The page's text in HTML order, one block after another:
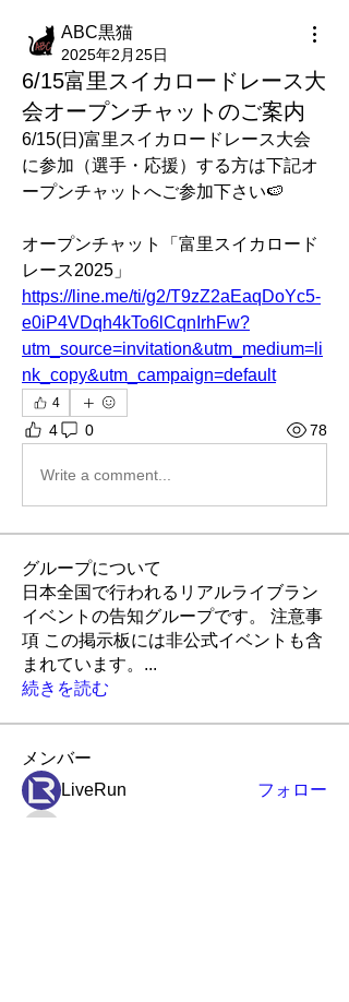
ABC黒猫
2025年2月25日
6/15富里スイカロードレース大
会オープンチャットのご案内
6/15(日)富里スイカロードレース大会
に参加（選手・応援）する方は下記オ
ープンチャットへご参加下さい🍉
オープンチャット「富里スイカロード
レース2025」
https://line.me/ti/g2/T9zZ2aEaqDoYc5-
e0iP4VDqh4kTo6lCqnIrhFw?
utm_source=invitation&utm_medium=li
nk_copy&utm_campaign=default
4
4 0 78
Write a comment...
グループについて
日本全国で行われるリアルライブラン
イベントの告知グループです。 注意事
項 この掲示板には非公式イベントも含
まれています。 ...
続きを読む
メンバー
LiveRun
フォロー